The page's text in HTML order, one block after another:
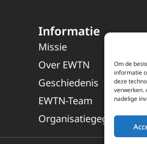
Om de
informatie
deze
verwerken.
nadelige
Informatie
Missie
Over EWTN
Geschiedenis
EWTN-Team
Organisatiegegevens